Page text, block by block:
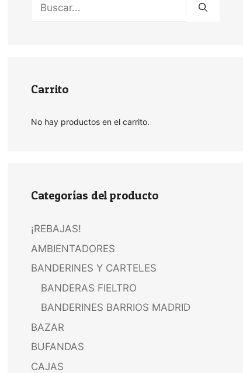
Carrito
No hay productos en el carrito.
Categorías del producto
¡REBAJAS!
AMBIENTADORES
BANDERINES Y CARTELES
BANDERAS FIELTRO
BANDERINES BARRIOS MADRID
BAZAR
BUFANDAS
CAJAS